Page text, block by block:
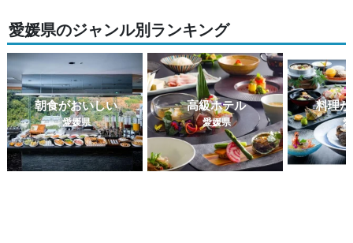
愛媛県のジャンル別ランキング
朝食がおいしい
愛媛県
高級ホテル
愛媛県
料理